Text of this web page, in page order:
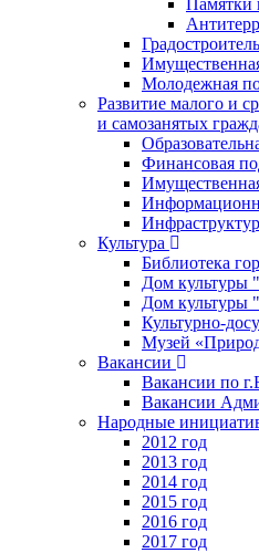
Молодежная
Развитие малого и
и самозанятых
Финансовая
Культура
Библиотека
Дом
Дом культуры
Культурно-
Музей
Вакансии
Вакансии по
Вакансии
Народные
2012 год
2013 год
2014 год
2015 год
2016 год
2017 год